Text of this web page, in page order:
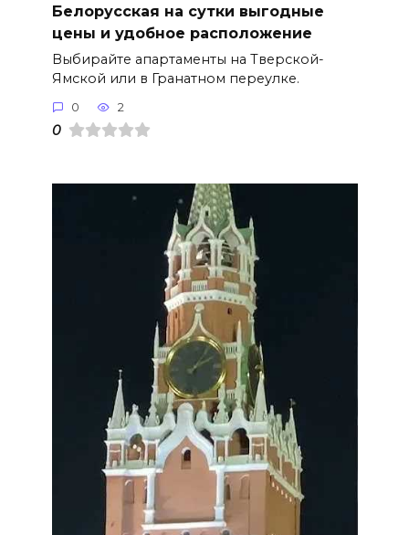
Белорусская на сутки выгодные
цены и удобное расположение
Выбирайте апартаменты на Тверской-
Ямской или в Гранатном переулке.
0 2
0